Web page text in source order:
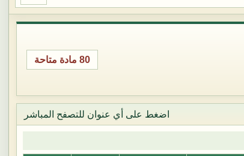
80 مادة متاحة
اضغط على أي عنوان للتصفح المباشر